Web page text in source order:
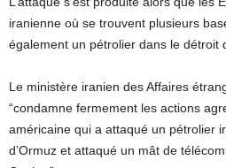
iranienne où se trouvent plusieurs
également un pétrolier dans le détroit
Le ministère iranien des Affaires
“condamne fermement les actions
américaine qui a attaqué un pétrolier
d’Ormuz et attaqué un mât de